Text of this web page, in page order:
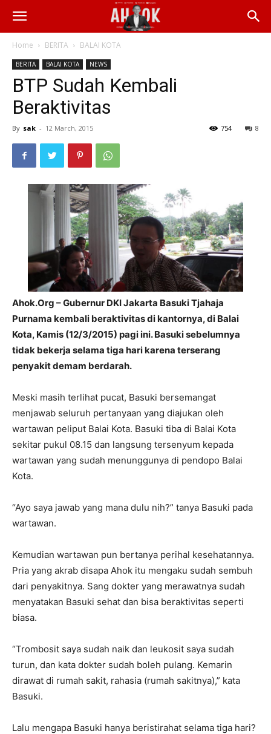
Home BERITA BALAI KOTA
BERITA BALAI KOTA NEWS
BTP Sudah Kembali
Beraktivitas
By sak - 12 March, 2015 8
754
Ahok.Org – Gubernur DKI Jakarta Basuki Tjahaja
Purnama kembali beraktivitas di kantornya, di Balai
Kota, Kamis (12/3/2015) pagi ini. Basuki sebelumnya
tidak bekerja selama tiga hari karena terserang
penyakit demam berdarah.
Meski masih terlihat pucat, Basuki bersemangat
menjawab seluruh pertanyaan yang diajukan oleh
wartawan peliput Balai Kota. Basuki tiba di Balai Kota
sekitar pukul 08.15 dan langsung tersenyum kepada
wartawan yang sudah menunggunya di pendopo Balai
Kota.
“Ayo saya jawab yang mana dulu nih?” tanya Basuki pada
wartawan.
Kemudian wartawan pun bertanya perihal kesehatannya.
Pria yang akrab disapa Ahok itu mengaku sudah sembuh
dari penyakitnya. Sang dokter yang merawatnya sudah
menyatakan Basuki sehat dan bisa beraktivitas seperti
biasa.
“Trombosit saya sudah naik dan leukosit saya sudah
turun, dan kata dokter sudah boleh pulang. Kemarin
dirawat di rumah sakit, rahasia (rumah sakitnya),” kata
Basuki.
Lalu mengapa Basuki hanya beristirahat selama tiga hari?